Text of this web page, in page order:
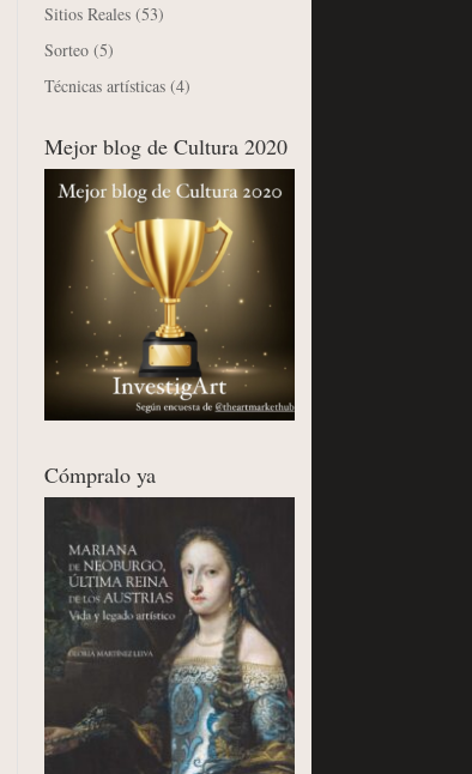
Sitios Reales (53)
Sorteo (5)
Técnicas artísticas (4)
Mejor blog de Cultura 2020
Cómpralo ya